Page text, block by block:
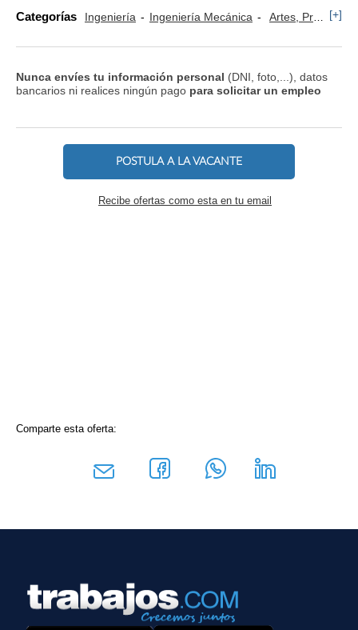
Categorías Ingeniería Ingeniería Mecánica Artes, Profesiones y Oficios [+]
Nunca envíes tu información personal (DNI, foto,...), datos
bancarios ni realices ningún pago para solicitar un empleo
POSTULA A LA VACANTE
Recibe ofertas como esta en tu email
Comparte esta oferta: